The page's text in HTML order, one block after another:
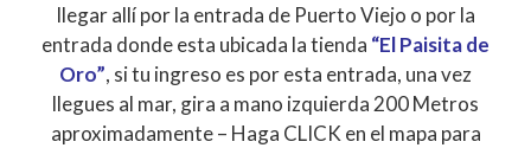
llegar allí por la entrada de Puerto Viejo o por la
entrada donde esta ubicada la tienda “El Paisita de
Oro”, si tu ingreso es por esta entrada, una vez
llegues al mar, gira a mano izquierda 200 Metros
aproximadamente – Haga CLICK en el mapa para